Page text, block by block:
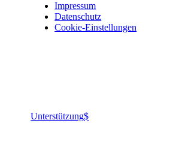
Impressum
Datenschutz
Cookie-Einstellungen
Unterstützung